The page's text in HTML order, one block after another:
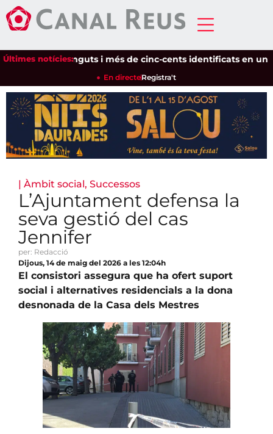
Últimes notícies:
Setze detinguts i més de cinc-cents identificats en un
En directeRegistra't
| Àmbit social, Successos
L’Ajuntament defensa la
seva gestió del cas
Jennifer
per: Redacció
Dijous, 14 de maig del 2026 a les 12:04h
El consistori assegura que ha ofert suport
social i alternatives residencials a la dona
desnonada de la Casa dels Mestres